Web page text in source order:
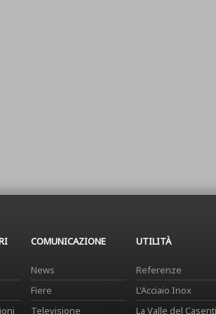
COMUNICAZIONE
News
Fiere
Televisione
UTILITÀ
Referenze
L'Acciaio Inox
La Valle del